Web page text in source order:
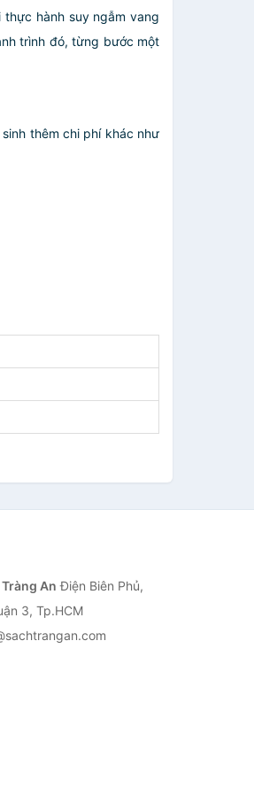
hành suy ngẫm vang
trình đó, từng bước một
thêm chi phí khác như
An Điện Biên Phủ,
3, Tp.HCM